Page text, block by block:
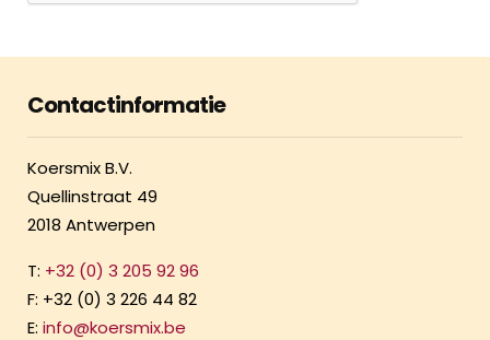
Contactinformatie
Koersmix B.V.
Quellinstraat 49
2018 Antwerpen
T: +32 (0) 3 205 92 96
F: +32 (0) 3 226 44 82
E: info@koersmix.be